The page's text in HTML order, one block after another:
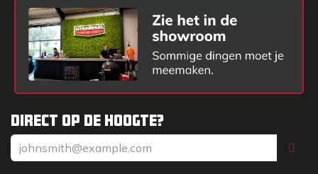
Direct op de hoogte?